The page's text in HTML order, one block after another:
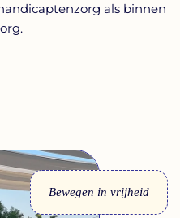
als binnen
Bewegen in vrijheid